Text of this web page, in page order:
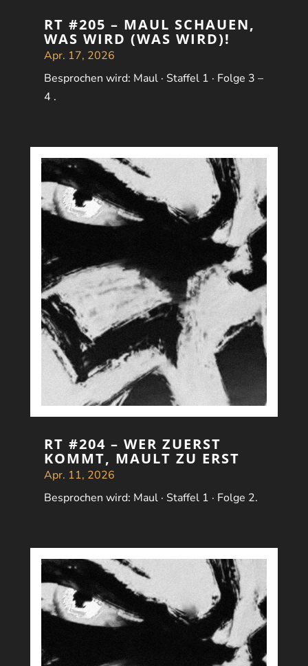
RT #205 – MAUL SCHAUEN,
WAS WIRD (WAS WIRD)!
Apr. 17, 2026
Besprochen wird: Maul · Staffel 1 · Folge 3 –
4 .
RT #204 – WER ZUERST
KOMMT, MAULT ZU ERST
Apr. 11, 2026
Besprochen wird: Maul · Staffel 1 · Folge 2.